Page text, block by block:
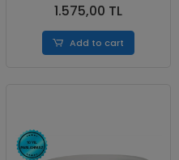
1.575,00 TL
Add to cart